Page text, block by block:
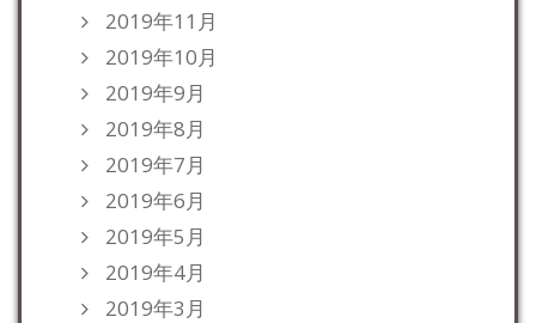
2019年11月
2019年10月
2019年9月
2019年8月
2019年7月
2019年6月
2019年5月
2019年4月
2019年3月